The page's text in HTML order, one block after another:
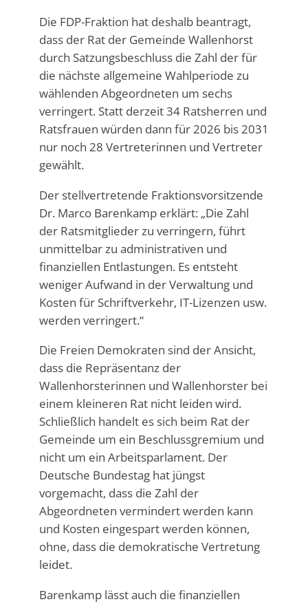
Die FDP-Fraktion hat deshalb beantragt,
dass der Rat der Gemeinde Wallenhorst
durch Satzungsbeschluss die Zahl der für
die nächste allgemeine Wahlperiode zu
wählenden Abgeordneten um sechs
verringert. Statt derzeit 34 Ratsherren und
Ratsfrauen würden dann für 2026 bis 2031
nur noch 28 Vertreterinnen und Vertreter
gewählt.
Der stellvertretende Fraktionsvorsitzende
Dr. Marco Barenkamp erklärt: „Die Zahl
der Ratsmitglieder zu verringern, führt
unmittelbar zu administrativen und
finanziellen Entlastungen. Es entsteht
weniger Aufwand in der Verwaltung und
Kosten für Schriftverkehr, IT-Lizenzen usw.
werden verringert.“
Die Freien Demokraten sind der Ansicht,
dass die Repräsentanz der
Wallenhorsterinnen und Wallenhorster bei
einem kleineren Rat nicht leiden wird.
Schließlich handelt es sich beim Rat der
Gemeinde um ein Beschlussgremium und
nicht um ein Arbeitsparlament. Der
Deutsche Bundestag hat jüngst
vorgemacht, dass die Zahl der
Abgeordneten vermindert werden kann
und Kosten eingespart werden können,
ohne, dass die demokratische Vertretung
leidet.
Barenkamp lässt auch die finanziellen